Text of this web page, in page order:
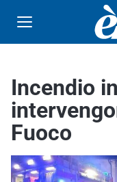
Incendio
Fuoco